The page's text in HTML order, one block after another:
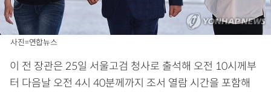
사진=연합뉴스
이 전 장관은 25일 서울고검 청사로 출석해 오전 10시께부
터 다음날 오전 4시 40분께까지 조서 열람 시간을 포함해